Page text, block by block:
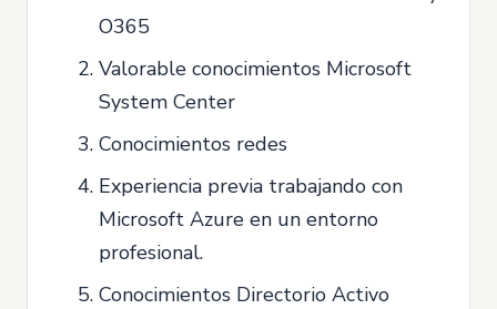
O365
Valorable conocimientos Microsoft
System Center
Conocimientos redes
Experiencia previa trabajando con
Microsoft Azure en un entorno
profesional.
Conocimientos Directorio Activo